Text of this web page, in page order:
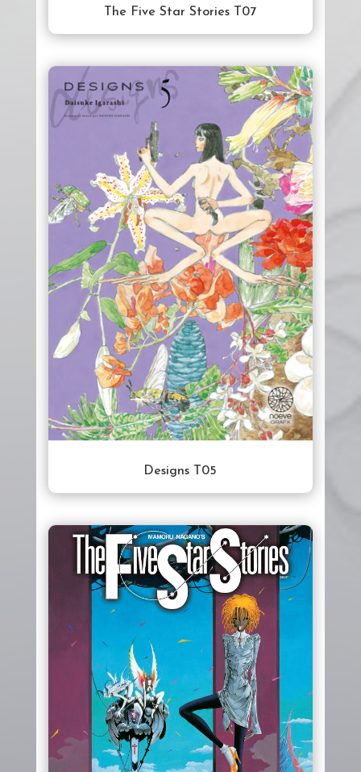
The Five Star Stories T07
Designs T05